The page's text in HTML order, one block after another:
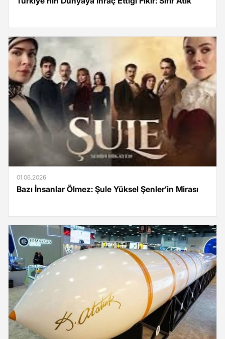
01.06.2026
Bazı İnsanlar Ölmez: Şule Yüksel Şenler’in Mirası